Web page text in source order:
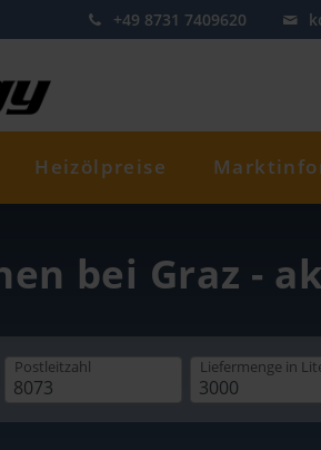
+49 8731 7409620
Heizölpreise
bei Graz -
Postleitzahl Liefermenge in